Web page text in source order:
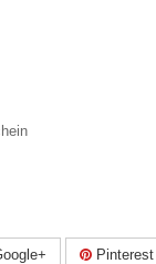
Pinterest